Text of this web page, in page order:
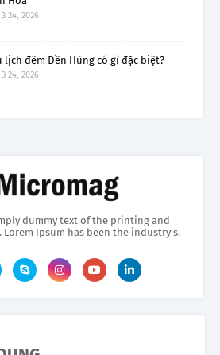
24, 2026
lịch đêm Đền Hùng có gì đặc biệt?
24, 2026
dummy text of the printing and
Ipsum has been the industry's.